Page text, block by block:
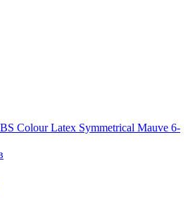
Colour Latex Symmetrical Mauve 6-